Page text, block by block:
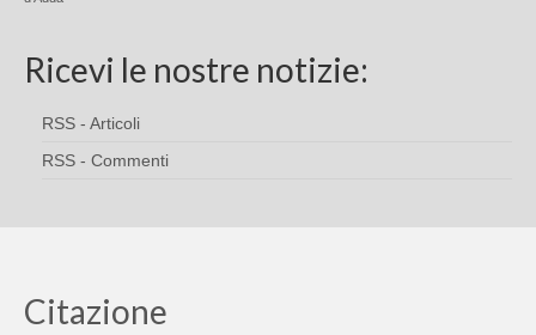
Ricevi le nostre notizie:
RSS - Articoli
RSS - Commenti
Citazione